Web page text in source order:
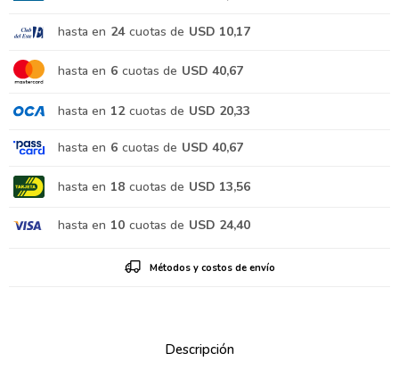
hasta en 24 cuotas de USD 10,17
hasta en 6 cuotas de USD 40,67
hasta en 12 cuotas de USD 20,33
hasta en 6 cuotas de USD 40,67
hasta en 18 cuotas de USD 13,56
hasta en 10 cuotas de USD 24,40
Métodos y costos de envío
Descripción